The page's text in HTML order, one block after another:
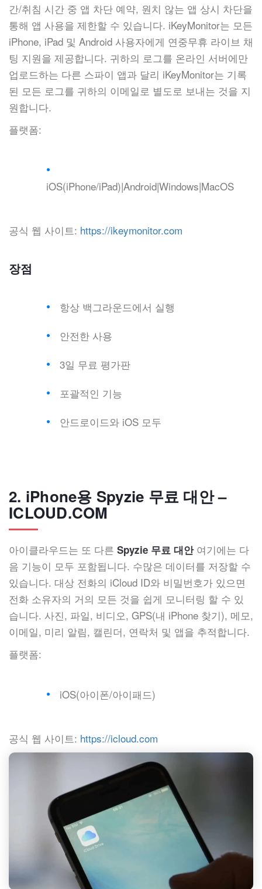
간/취침 시간 중 앱 차단 예약, 원치 않는 앱 상시 차단을
통해 앱 사용을 제한할 수 있습니다. iKeyMonitor는 모든
iPhone, iPad 및 Android 사용자에게 연중무휴 라이브 채
팅 지원을 제공합니다. 귀하의 로그를 온라인 서버에만
업로드하는 다른 스파이 앱과 달리 iKeyMonitor는 기록
된 모든 로그를 귀하의 이메일로 별도로 보내는 것을 지
원합니다.
플랫폼:
iOS(iPhone/iPad)|Android|Windows|MacOS
공식 웹 사이트: https://ikeymonitor.com
장점
항상 백그라운드에서 실행
안전한 사용
3일 무료 평가판
포괄적인 기능
안드로이드와 iOS 모두
2. iPhone용 Spyzie 무료 대안 –
ICLOUD.COM
아이클라우드는 또 다른 Spyzie 무료 대안여기에는 다
음 기능이 모두 포함됩니다. 수많은 데이터를 저장할 수
있습니다. 대상 전화의 iCloud ID와 비밀번호가 있으면
전화 소유자의 거의 모든 것을 쉽게 모니터링 할 수 있
습니다. 사진, 파일, 비디오, GPS(내 iPhone 찾기), 메모,
이메일, 미리 알림, 캘린더, 연락처 및 앱을 추적합니다.
플랫폼:
iOS(아이폰/아이패드)
공식 웹 사이트: https://icloud.com